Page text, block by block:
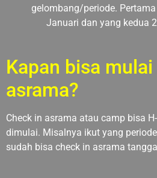
gelombang/periode.
Januari dan yang kedua
Kapan bisa
asrama?
Check in asrama atau camp bisa
dimulai. Misalnya ikut yang
sudah bisa check in asrama